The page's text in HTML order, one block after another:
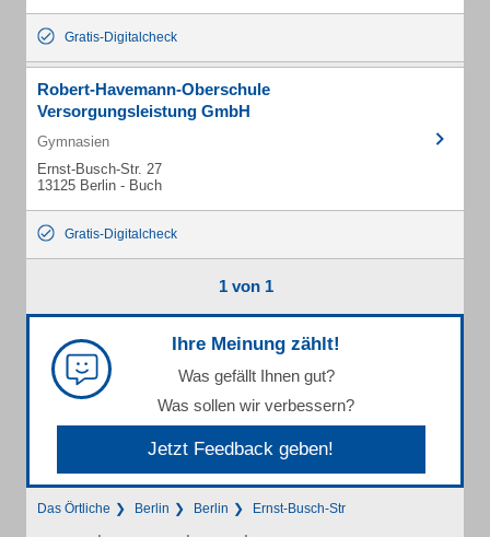
Gratis-Digitalcheck
Robert-Havemann-Oberschule
Versorgungsleistung GmbH
Gymnasien
Ernst-Busch-Str. 27
13125 Berlin - Buch
Gratis-Digitalcheck
1 von 1
Ihre Meinung zählt!
Was gefällt Ihnen gut?
Was sollen wir verbessern?
Jetzt Feedback geben!
Das Örtliche Berlin Berlin Ernst-Busch-Str